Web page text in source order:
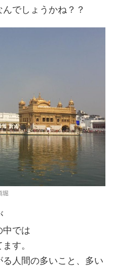
でしょうかね？？
堀
中では
す。
人間の多いこと、多い